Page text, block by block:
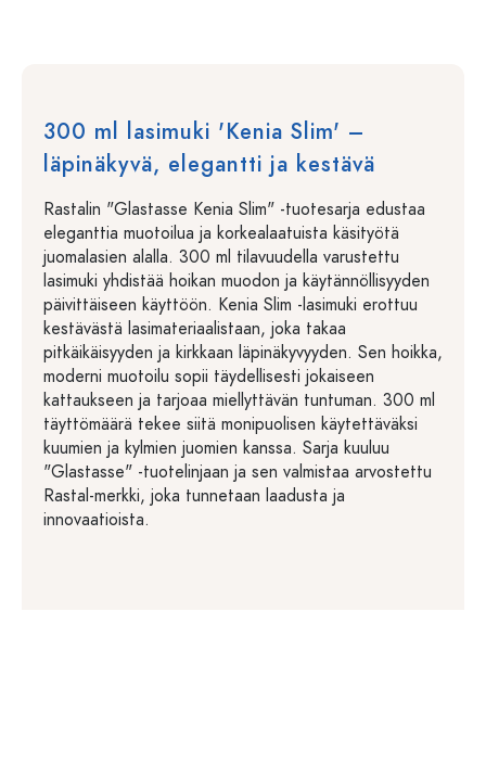
300 ml lasimuki 'Kenia Slim' –
läpinäkyvä, elegantti ja kestävä
Rastalin "Glastasse Kenia Slim" -tuotesarja edustaa
eleganttia muotoilua ja korkealaatuista käsityötä
juomalasien alalla. 300 ml tilavuudella varustettu
lasimuki yhdistää hoikan muodon ja käytännöllisyyden
päivittäiseen käyttöön. Kenia Slim -lasimuki erottuu
kestävästä lasimateriaalistaan, joka takaa
pitkäikäisyyden ja kirkkaan läpinäkyvyyden. Sen hoikka,
moderni muotoilu sopii täydellisesti jokaiseen
kattaukseen ja tarjoaa miellyttävän tuntuman. 300 ml
täyttömäärä tekee siitä monipuolisen käytettäväksi
kuumien ja kylmien juomien kanssa. Sarja kuuluu
"Glastasse" -tuotelinjaan ja sen valmistaa arvostettu
Rastal-merkki, joka tunnetaan laadusta ja
innovaatioista.